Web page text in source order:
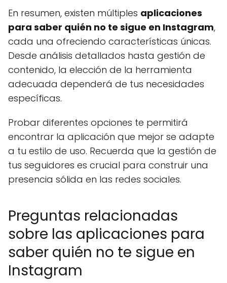
En resumen, existen múltiples aplicaciones
para saber quién no te sigue en Instagram,
cada una ofreciendo características únicas.
Desde análisis detallados hasta gestión de
contenido, la elección de la herramienta
adecuada dependerá de tus necesidades
específicas.
Probar diferentes opciones te permitirá
encontrar la aplicación que mejor se adapte
a tu estilo de uso. Recuerda que la gestión de
tus seguidores es crucial para construir una
presencia sólida en las redes sociales.
Preguntas relacionadas
sobre las aplicaciones para
saber quién no te sigue en
Instagram